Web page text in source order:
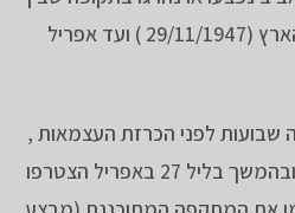
החלטת האו"ם על חלוקת הארץ (29/11/1947 ) ועד אפריל
1948, שלושה שבועות לפני הכרזת העצמאות ,
תקפו כוחות האצ"ל את יפו ובהמשך בליל 27 באפריל הצטרפו